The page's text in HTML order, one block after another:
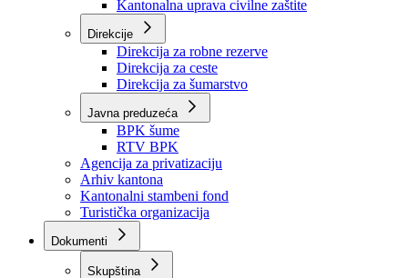
Kantonalna uprava za inspekcijske poslove
Kantonalna uprava civilne zaštite
Direkcije
Direkcija za robne rezerve
Direkcija za ceste
Direkcija za šumarstvo
Javna preduzeća
BPK šume
RTV BPK
Agencija za privatizaciju
Arhiv kantona
Kantonalni stambeni fond
Turistička organizacija